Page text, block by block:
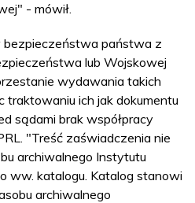
- mówił.
państwa z
lub Wojskowej
wydawania takich
traktowaniu ich jak dokumentu
sądami brak współpracy
"Treść zaświadczenia nie
archiwalnego Instytutu
ww. katalogu. Katalog stanowi
archiwalnego